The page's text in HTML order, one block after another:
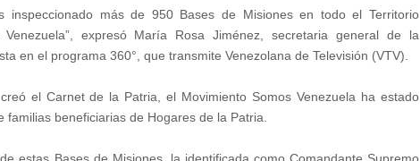
inspeccionado más de 950 Bases de Misiones en todo el Territorio
expresó María Rosa Jiménez, secretaria general de la
en el programa 360°, que transmite Venezolana de Televisión (VTV).
el Carnet de la Patria, el Movimiento Somos Venezuela ha estado
beneficiarias de Hogares de la Patria.